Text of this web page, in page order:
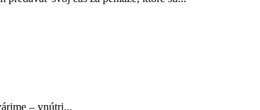
– vnútri...